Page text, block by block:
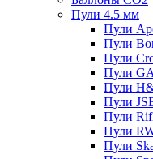
Пули 4.5 мм
Пули
Пули
Пули
Пули
Пули
Пули
Пули
Пули
Пули